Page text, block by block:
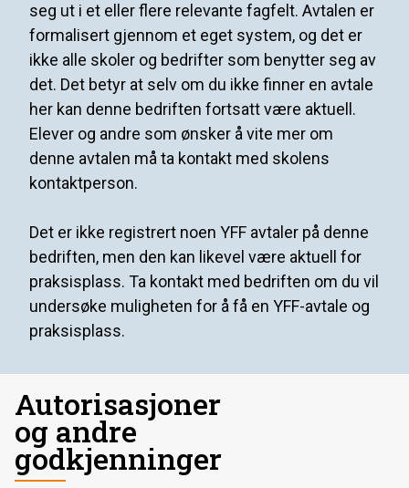
seg ut i et eller flere relevante fagfelt. Avtalen er
formalisert gjennom et eget system, og det er
ikke alle skoler og bedrifter som benytter seg av
det. Det betyr at selv om du ikke finner en avtale
her kan denne bedriften fortsatt være aktuell.
Elever og andre som ønsker å vite mer om
denne avtalen må ta kontakt med skolens
kontaktperson.
Det er ikke registrert noen YFF avtaler på denne
bedriften, men den kan likevel være aktuell for
praksisplass. Ta kontakt med bedriften om du vil
undersøke muligheten for å få en YFF-avtale og
praksisplass.
Autorisasjoner
og andre
godkjenninger